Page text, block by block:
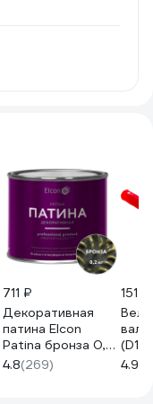
711 ₽
Декоративная
патина Elcon
Patina бронза 0,2
кг 00-00461422
4.8(269)
151 ₽
4
4.9